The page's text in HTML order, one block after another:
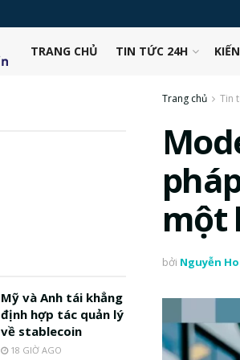
TRANG CHỦ TIN TỨC 24H
Trang chủ Tin
một
bởi Nguyễn
Mỹ và Anh tái khẳng
định hợp tác quản lý
về stablecoin
18 GIỜ AGO